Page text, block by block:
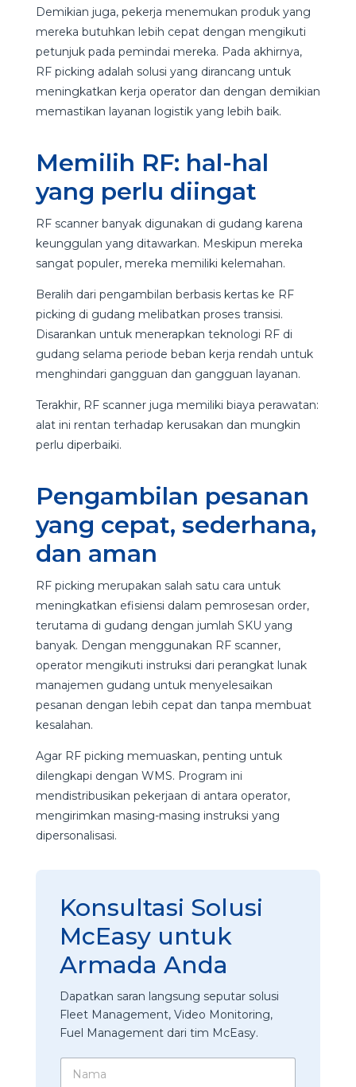
Demikian juga, pekerja menemukan produk yang
mereka butuhkan lebih cepat dengan mengikuti
petunjuk pada pemindai mereka. Pada akhirnya,
RF picking adalah solusi yang dirancang untuk
meningkatkan kerja operator dan dengan demikian
memastikan layanan logistik yang lebih baik.
Memilih RF: hal-hal
yang perlu diingat
RF scanner banyak digunakan di gudang karena
keunggulan yang ditawarkan. Meskipun mereka
sangat populer, mereka memiliki kelemahan.
Beralih dari pengambilan berbasis kertas ke RF
picking di gudang melibatkan proses transisi.
Disarankan untuk menerapkan teknologi RF di
gudang selama periode beban kerja rendah untuk
menghindari gangguan dan gangguan layanan.
Terakhir, RF scanner juga memiliki biaya perawatan:
alat ini rentan terhadap kerusakan dan mungkin
perlu diperbaiki.
Pengambilan pesanan
yang cepat, sederhana,
dan aman
RF picking merupakan salah satu cara untuk
meningkatkan efisiensi dalam pemrosesan order,
terutama di gudang dengan jumlah SKU yang
banyak. Dengan menggunakan RF scanner,
operator mengikuti instruksi dari perangkat lunak
manajemen gudang untuk menyelesaikan
pesanan dengan lebih cepat dan tanpa membuat
kesalahan.
Agar RF picking memuaskan, penting untuk
dilengkapi dengan WMS. Program ini
mendistribusikan pekerjaan di antara operator,
mengirimkan masing-masing instruksi yang
dipersonalisasi.
Konsultasi Solusi
McEasy untuk
Armada Anda
Dapatkan saran langsung seputar solusi
Fleet Management, Video Monitoring,
Fuel Management dari tim McEasy.
N